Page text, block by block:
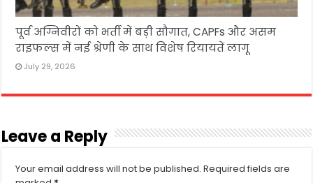
पूर्व अग्निवीरों को भर्ती में बड़ी सौगात, CAPFs और असम
राइफल्स में नई श्रेणी के साथ विशेष रियायतें लागू
July 29, 2026
Leave a Reply
Your email address will not be published. Required fields are